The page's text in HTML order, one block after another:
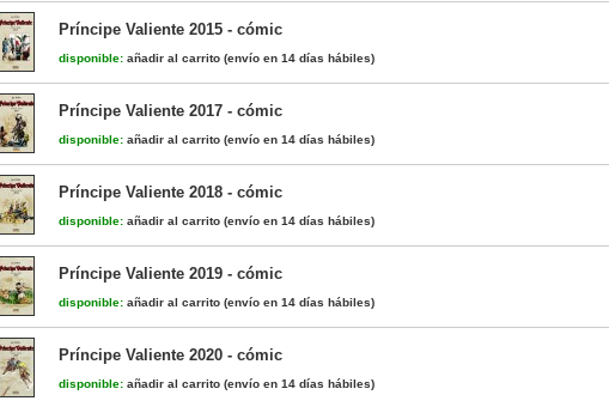
Príncipe Valiente 2015 - cómic
disponible: añadir al carrito (envío en 14 días hábiles)
Príncipe Valiente 2017 - cómic
disponible: añadir al carrito (envío en 14 días hábiles)
Príncipe Valiente 2018 - cómic
disponible: añadir al carrito (envío en 14 días hábiles)
Príncipe Valiente 2019 - cómic
disponible: añadir al carrito (envío en 14 días hábiles)
Príncipe Valiente 2020 - cómic
disponible: añadir al carrito (envío en 14 días hábiles)